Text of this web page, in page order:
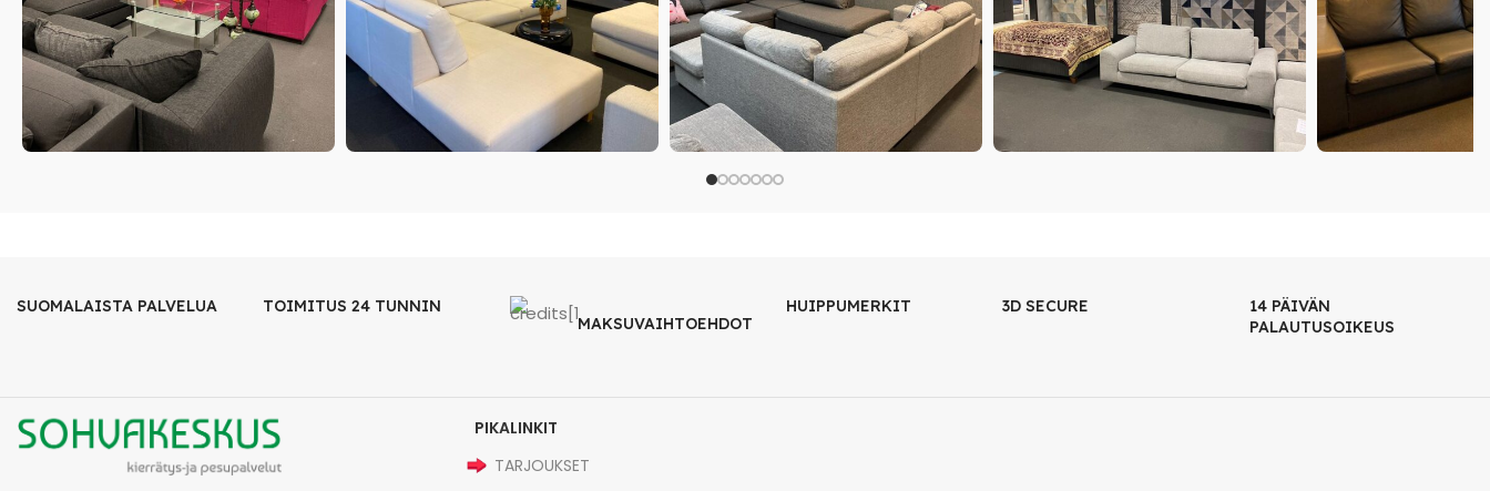
SUOMALAISTA PALVELUA
TOIMITUS 24 TUNNIN
MAKSUVAIHTOEHDOT
HUIPPUMERKIT 3D SECURE
14 PÄIVÄN
PALAUTUSOIKEUS
PIKALINKIT
TARJOUKSET